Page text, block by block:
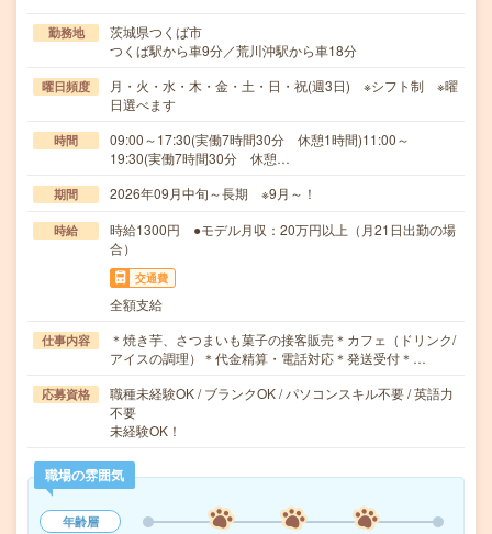
勤務地
茨城県つくば市
つくば駅から車9分／荒川沖駅から車18分
曜日頻度
月・火・水・木・金・土・日・祝(週3日) ※シフト制 ※曜
日選べます
時間
09:00～17:30(実働7時間30分 休憩1時間)11:00～
19:30(実働7時間30分 休憩…
期間 2026年09月中旬～長期 ※9月～！
時給
時給1300円 ●モデル月収：20万円以上（月21日出勤の場
合）
交通費
全額支給
仕事内容
＊焼き芋、さつまいも菓子の接客販売＊カフェ（ドリンク/
アイスの調理）＊代金精算・電話対応＊発送受付＊…
応募資格
職種未経験OK / ブランクOK / パソコンスキル不要 / 英語力
不要
未経験OK！
職場の雰囲気
年齢層